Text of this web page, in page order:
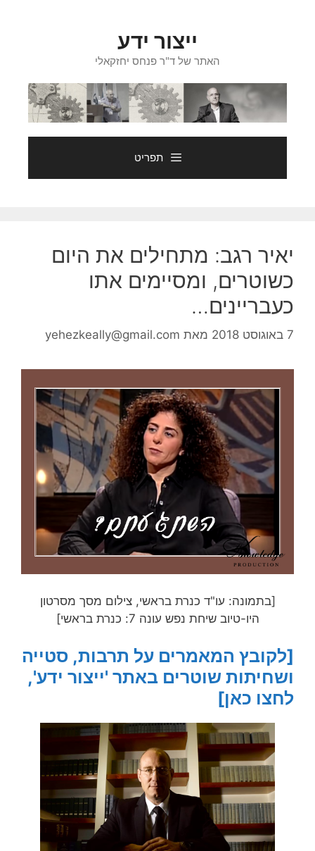
ייצור ידע
האתר של ד"ר פנחס יחזקאלי
תפריט
יאיר רגב: מתחילים את היום
כשוטרים, ומסיימים אתו
כעבריינים…
7 באוגוסט 2018 מאת yehezkeally@gmail.com
[בתמונה: עו"ד כנרת בראשי, צילום מסך מסרטון
היו-טיוב שיחת נפש עונה 7: כנרת בראשי]
[לקובץ המאמרים על תרבות, סטייה
ושחיתות שוטרים באתר 'ייצור ידע',
לחצו כאן]